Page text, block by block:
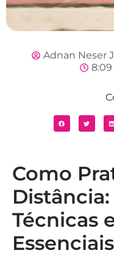
Adnan Neser
Como
Distância:
Técnicas
Essenciais